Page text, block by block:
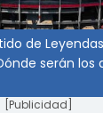
de
serán los
[Publicidad]